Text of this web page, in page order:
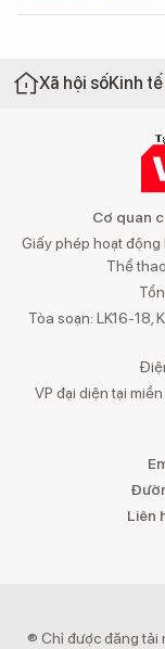
Xã hội sốKinh
Cơ quan
Giấy phép hoạt động
Thể
Tòa soạn: LK16-18,
VP đại diện tại
Liên
® Chỉ được đăng tải